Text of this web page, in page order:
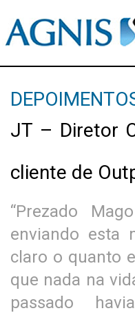
JT – Diretor
cliente de
“Prezado
enviando esta
claro o quanto
que nada na
passado